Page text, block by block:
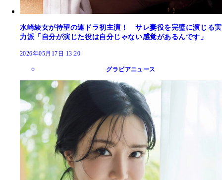
水崎綾女が待望の連ドラ初主演！ サレ妻役を完璧に演じる実
力派「自分が演じた役は自分じゃない感覚があるんです」
2026年05月17日 13:20
グラビアニュース